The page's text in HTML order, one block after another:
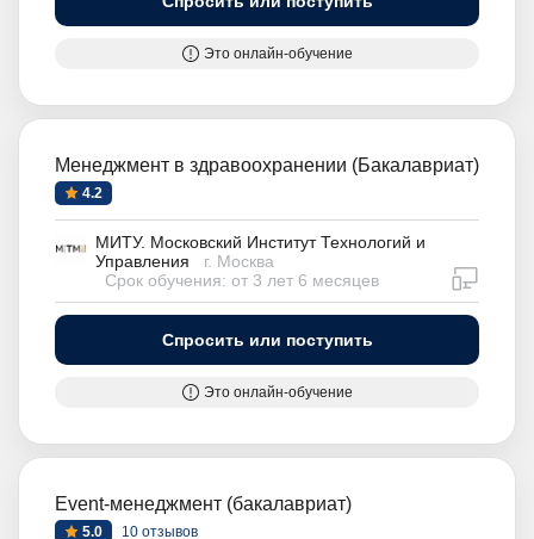
Это онлайн-обучение
Менеджмент в здравоохранении (Бакалавриат)
4.2
МИТУ. Московский Институт Технологий и
Управления
г. Москва
Срок обучения: от 3 лет 6 месяцев
Спросить или поступить
Это онлайн-обучение
Event-менеджмент (бакалавриат)
5.0 10 отзывов